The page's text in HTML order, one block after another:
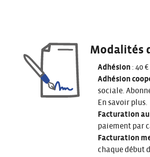
Modalités
Adhésion: 40
Adhésion
sociale.
En savoir plus.
Facturation
paiement par
Facturation
chaque début